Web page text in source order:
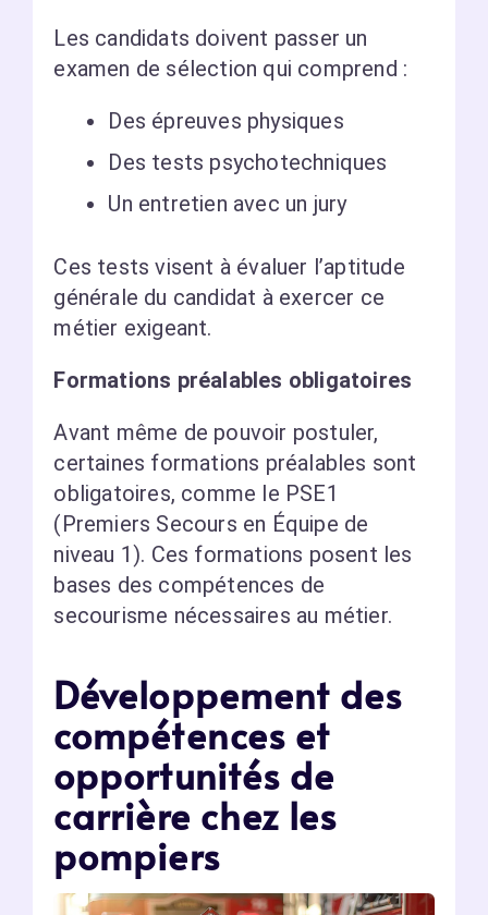
Les candidats doivent passer un
examen de sélection qui comprend :
Des épreuves physiques
Des tests psychotechniques
Un entretien avec un jury
Ces tests visent à évaluer l’aptitude
générale du candidat à exercer ce
métier exigeant.
Formations préalables obligatoires
Avant même de pouvoir postuler,
certaines formations préalables sont
obligatoires, comme le PSE1
(Premiers Secours en Équipe de
niveau 1). Ces formations posent les
bases des compétences de
secourisme nécessaires au métier.
Développement des
compétences et
opportunités de
carrière chez les
pompiers